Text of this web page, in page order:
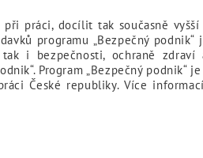
práci, docílit tak současně
programu „Bezpečný podnik“
i bezpečnosti, ochraně zdraví
Program „Bezpečný podnik“
České republiky. Více